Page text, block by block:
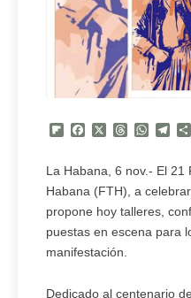
Flipboard
Facebook
X Threads
La Habana, 6 nov.- El 21
Habana (FTH), a
propone hoy talleres,
puestas en escena para
manifestación.
Dedicado al centenario